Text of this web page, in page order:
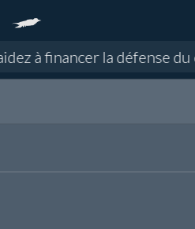
à financer la défense du